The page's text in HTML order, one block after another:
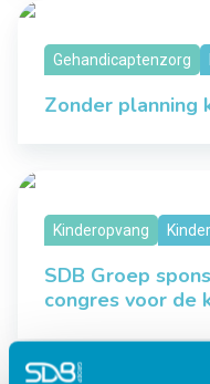
Gehandicaptenzorg
Zonder planning
Kinderopvang
SDB Groep
congres voor de